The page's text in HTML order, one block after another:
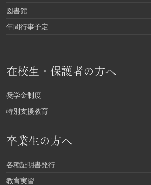
図書館
年間行事予定
在校生・保護者の方へ
奨学金制度
特別支援教育
卒業生の方へ
各種証明書発行
教育実習